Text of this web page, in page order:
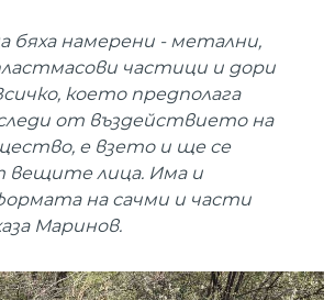
бяха намерени - метални,
частици и дори
което предполага
от въздействието на
е взето и ще се
вещите лица. Има и
на сачми и части
Маринов.